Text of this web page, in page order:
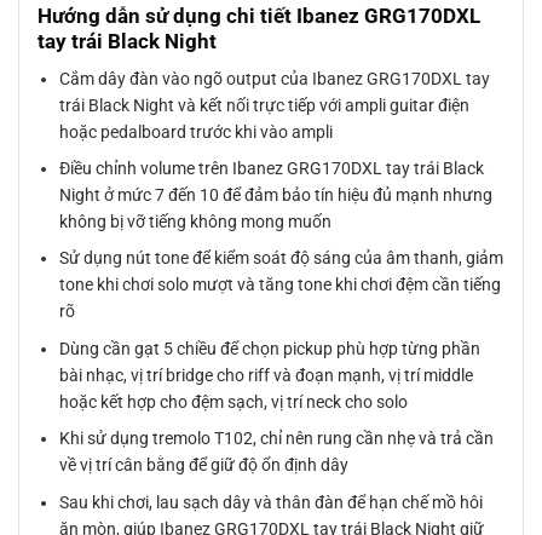
Hướng dẫn sử dụng chi tiết Ibanez GRG170DXL
tay trái Black Night
Cắm dây đàn vào ngõ output của Ibanez GRG170DXL tay
trái Black Night và kết nối trực tiếp với ampli guitar điện
hoặc pedalboard trước khi vào ampli
Điều chỉnh volume trên Ibanez GRG170DXL tay trái Black
Night ở mức 7 đến 10 để đảm bảo tín hiệu đủ mạnh nhưng
không bị vỡ tiếng không mong muốn
Sử dụng nút tone để kiểm soát độ sáng của âm thanh, giảm
tone khi chơi solo mượt và tăng tone khi chơi đệm cần tiếng
rõ
Dùng cần gạt 5 chiều để chọn pickup phù hợp từng phần
bài nhạc, vị trí bridge cho riff và đoạn mạnh, vị trí middle
hoặc kết hợp cho đệm sạch, vị trí neck cho solo
Khi sử dụng tremolo T102, chỉ nên rung cần nhẹ và trả cần
về vị trí cân bằng để giữ độ ổn định dây
Sau khi chơi, lau sạch dây và thân đàn để hạn chế mồ hôi
ăn mòn, giúp Ibanez GRG170DXL tay trái Black Night giữ